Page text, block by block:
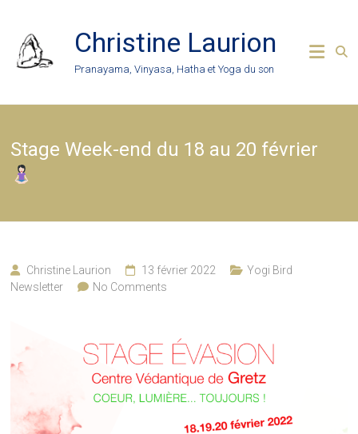
content
Christine Laurion
Pranayama, Vinyasa, Hatha et Yoga du son
Stage Week-end du 18 au 20 février
Christine Laurion 13 février 2022
Yogi Bird
Newsletter
No Comments